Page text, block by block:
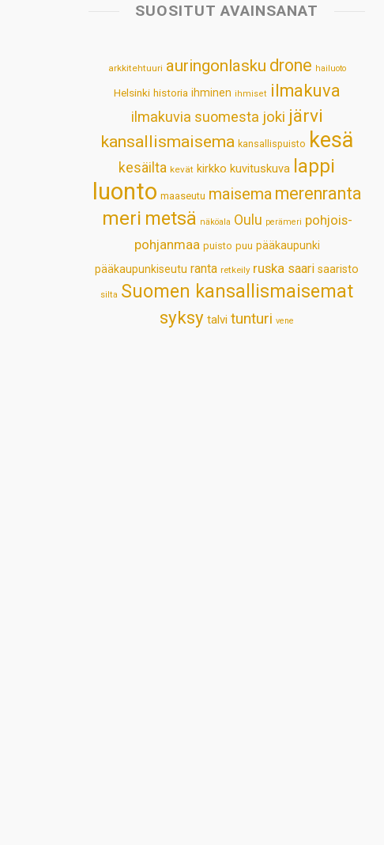
SUOSITUT AVAINSANAT
arkkitehtuuri auringonlasku drone hailuoto
Helsinki historia ihminen ihmiset ilmakuva
ilmakuvia suomesta joki järvi
kansallismaisema kansallispuisto kesä
kesäilta kevät kirkko kuvituskuva lappi
luonto maaseutu maisema merenranta
meri metsä näköala Oulu perämeri pohjois-
pohjanmaa puisto puu pääkaupunki
pääkaupunkiseutu ranta retkeily ruska saari saaristo
silta Suomen kansallismaisemat
syksy talvi tunturi vene